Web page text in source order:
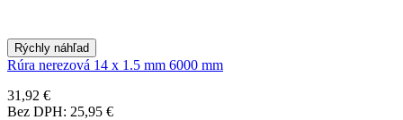
Rýchly náhľad
Rúra nerezová 14 x 1.5 mm 6000 mm
31,92 €
Bez DPH: 25,95 €